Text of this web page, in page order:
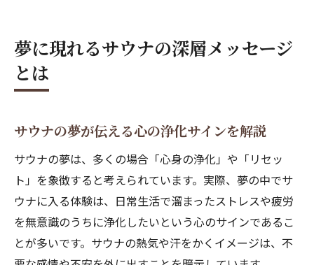
サウナの夢占いが教える浄化のサイン
係
サウナが夢に出るときの浄化メッセージ分
析
サウナ夢が暗示する新たなスタートの予兆
心のリラックスを促す夢のサウナ体験
夢に現れるサウナの深層メッセージ
とは
サウナの夢が伝える心の浄化サインを解説
サウナの夢は、多くの場合「心身の浄化」や「リセッ
ト」を象徴すると考えられています。実際、夢の中でサ
ウナに入る体験は、日常生活で溜まったストレスや疲労
を無意識のうちに浄化したいという心のサインであるこ
とが多いです。サウナの熱気や汗をかくイメージは、不